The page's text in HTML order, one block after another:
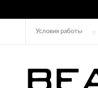
Условия работы